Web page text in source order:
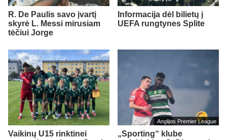
R. De Paulis savo įvartį
skyrė L. Messi mirusiam
tėčiui Jorge
Informacija dėl bilietų į
UEFA rungtynes Splite
Vaikinų U15 rinktinei
Anglijos Premier League
„Sporting“ klube